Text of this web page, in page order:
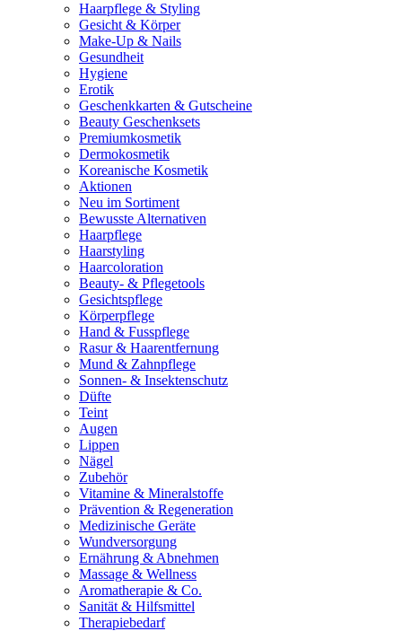
Haarpflege & Styling
Gesicht & Körper
Make-Up & Nails
Gesundheit
Hygiene
Erotik
Geschenkkarten & Gutscheine
Beauty Geschenksets
Premiumkosmetik
Dermokosmetik
Koreanische Kosmetik
Aktionen
Neu im Sortiment
Bewusste Alternativen
Haarpflege
Haarstyling
Haarcoloration
Beauty- & Pflegetools
Gesichtspflege
Körperpflege
Hand & Fusspflege
Rasur & Haarentfernung
Mund & Zahnpflege
Sonnen- & Insektenschutz
Düfte
Teint
Augen
Lippen
Nägel
Zubehör
Vitamine & Mineralstoffe
Prävention & Regeneration
Medizinische Geräte
Wundversorgung
Ernährung & Abnehmen
Massage & Wellness
Aromatherapie & Co.
Sanität & Hilfsmittel
Therapiebedarf